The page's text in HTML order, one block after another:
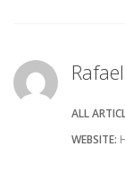
ALL
WEBSITE: